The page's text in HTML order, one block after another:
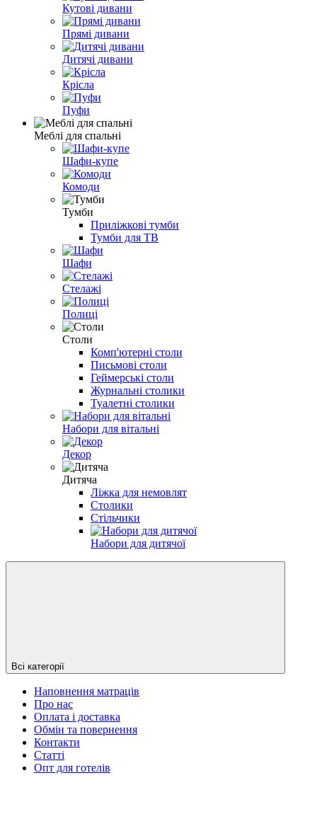
Кутові дивани
Прямі дивани
Дитячі дивани
Крісла
Пуфи
Меблі для спальні
Шафи-купе
Комоди
Тумби
Приліжкові тумби
Тумби для ТВ
Шафи
Стелажі
Полиці
Столи
Комп'ютерні столи
Письмові столи
Геймерські столи
Журнальні столики
Туалетні столики
Набори для вітальні
Декор
Дитяча
Ліжка для немовлят
Столики
Стільчики
Набори для дитячої
Всі категорії
Наповнення матраців
Про нас
Оплата і доставка
Обмін та повернення
Контакти
Статті
Опт для готелів